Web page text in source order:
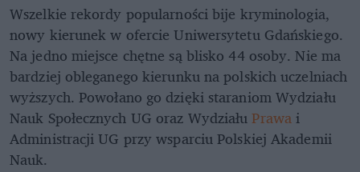
Wszelkie rekordy popularności bije kryminologia,
nowy kierunek w ofercie Uniwersytetu Gdańskiego.
Na jedno miejsce chętne są blisko 44 osoby. Nie ma
bardziej obleganego kierunku na polskich uczelniach
wyższych. Powołano go dzięki staraniom Wydziału
Nauk Społecznych UG oraz WydziałuPrawai
Administracji UG przy wsparciu Polskiej Akademii
Nauk.